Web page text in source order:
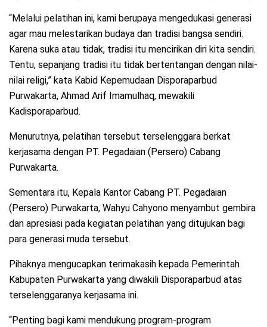
“Melalui pelatihan ini, kami berupaya mengedukasi generasi
agar mau melestarikan budaya dan tradisi bangsa sendiri.
Karena suka atau tidak, tradisi itu mencirikan diri kita sendiri.
Tentu, sepanjang tradisi itu tidak bertentangan dengan nilai-
nilai religi,” kata Kabid Kepemudaan Disporaparbud
Purwakarta, Ahmad Arif Imamulhaq, mewakili
Kadisporaparbud.
Menurutnya, pelatihan tersebut terselenggara berkat
kerjasama dengan PT. Pegadaian (Persero) Cabang
Purwakarta.
Sementara itu, Kepala Kantor Cabang PT. Pegadaian
(Persero) Purwakarta, Wahyu Cahyono menyambut gembira
dan apresiasi pada kegiatan pelatihan yang ditujukan bagi
para generasi muda tersebut.
Pihaknya mengucapkan terimakasih kepada Pemerintah
Kabupaten Purwakarta yang diwakili Disporaparbud atas
terselenggaranya kerjasama ini.
“Penting bagi kami mendukung program-program